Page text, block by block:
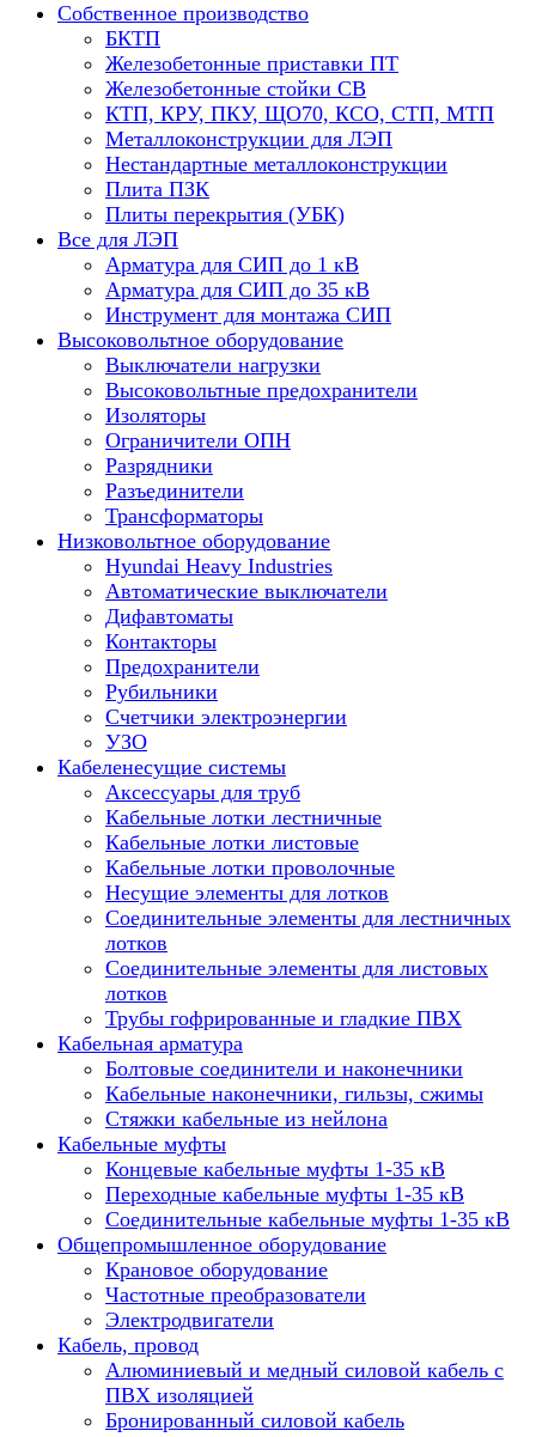
Собственное производство
БКТП
Железобетонные приставки ПТ
Железобетонные стойки СВ
КТП, КРУ, ПКУ, ЩО70, КСО, СТП, МТП
Металлоконструкции для ЛЭП
Нестандартные металлоконструкции
Плита ПЗК
Плиты перекрытия (УБК)
Все для ЛЭП
Арматура для СИП до 1 кВ
Арматура для СИП до 35 кВ
Инструмент для монтажа СИП
Высоковольтное оборудование
Выключатели нагрузки
Высоковольтные предохранители
Изоляторы
Ограничители ОПН
Разрядники
Разъединители
Трансформаторы
Низковольтное оборудование
Hyundai Heavy Industries
Автоматические выключатели
Дифавтоматы
Контакторы
Предохранители
Рубильники
Счетчики электроэнергии
УЗО
Кабеленесущие системы
Аксессуары для труб
Кабельные лотки лестничные
Кабельные лотки листовые
Кабельные лотки проволочные
Несущие элементы для лотков
Соединительные элементы для лестничных
лотков
Соединительные элементы для листовых
лотков
Трубы гофрированные и гладкие ПВХ
Кабельная арматура
Болтовые соединители и наконечники
Кабельные наконечники, гильзы, сжимы
Стяжки кабельные из нейлона
Кабельные муфты
Концевые кабельные муфты 1-35 кВ
Переходные кабельные муфты 1-35 кВ
Соединительные кабельные муфты 1-35 кВ
Общепромышленное оборудование
Крановое оборудование
Частотные преобразователи
Электродвигатели
Кабель, провод
Алюминиевый и медный силовой кабель с
ПВХ изоляцией
Бронированный силовой кабель